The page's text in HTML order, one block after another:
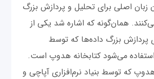
زبان اصلی برای تحلیل و پردازش بزرگ
همان‌گونه که اشاره شد یکی از
پردازش بزرگ داده‌ها که توسط
استفاده می‌شود کتابخانه هدوپ است.
هدوپ که توسط بنیاد نرم‌افزاری آپاچی و